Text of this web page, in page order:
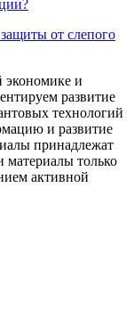
от слепого
и
развитие
технологий
и развитие
принадлежат
только
активной